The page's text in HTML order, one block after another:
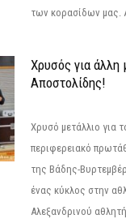
των κορασίδων μας.
Χρυσός για άλλη
Αποστολίδης!
Χρυσό μετάλλιο για
περιφερειακό
της Βάδης-
ένας κύκλος στην
Αλεξανδρινού